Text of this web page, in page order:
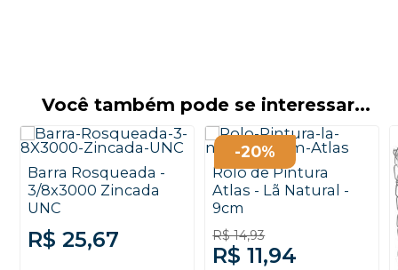
Você também pode se interessar...
Barra Rosqueada -
3/8x3000 Zincada
UNC
R$ 25,67
Rolo de Pintura
Atlas - Lã Natural -
9cm
R$ 14,93
R$ 11,94
-20%